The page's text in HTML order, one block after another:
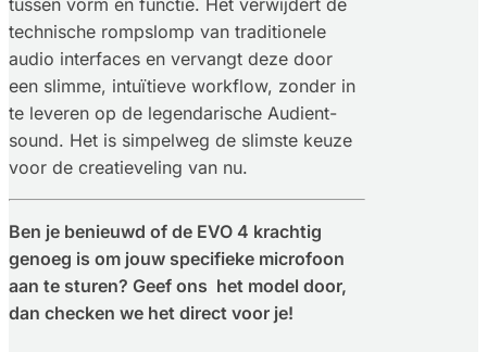
technische rompslomp van traditionele
audio interfaces en vervangt deze door
een slimme, intuïtieve workflow, zonder in
te leveren op de legendarische Audient-
sound. Het is simpelweg de slimste keuze
voor de creatieveling van nu.
Ben je benieuwd of de EVO 4 krachtig
genoeg is om jouw specifieke microfoon
aan te sturen? Geef ons het model door,
dan checken we het direct voor je!